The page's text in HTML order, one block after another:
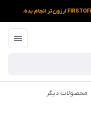
محصولات دیگر